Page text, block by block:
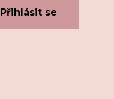
Přihlásit se